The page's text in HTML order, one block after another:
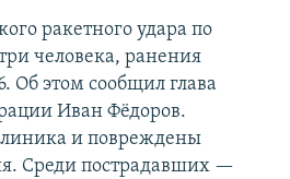
ракетного удара по
человека, ранения
Об этом сообщил глава
Иван Фёдоров.
и повреждены
Среди пострадавших —